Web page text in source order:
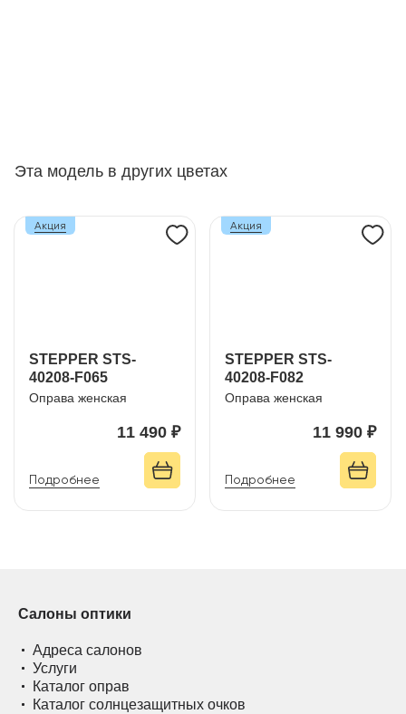
Эта модель в других цветах
STEPPER STS-
40208-F065
Оправа женская
11 490 ₽
Подробнее
Акция
STEPPER STS-
40208-F082
Оправа женская
11 990 ₽
Подробнее
Акция
Салоны оптики
Адреса салонов
Услуги
Каталог оправ
Каталог солнцезащитных очков